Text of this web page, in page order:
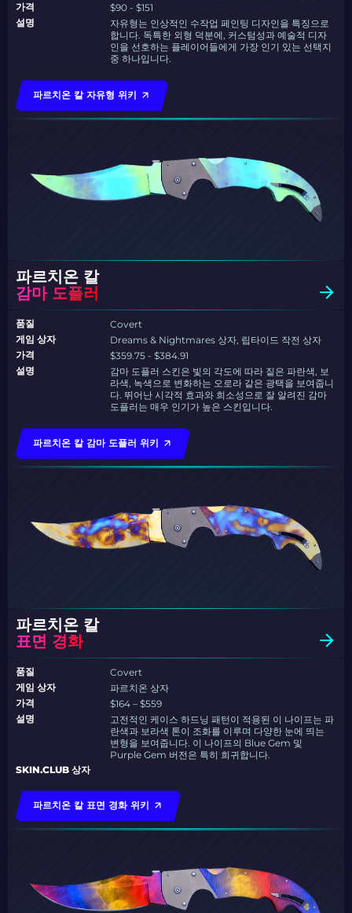
가격
$90 - $151
설명
자유형는 인상적인 수작업 페인팅 디자인을 특징으로
합니다. 독특한 외형 덕분에, 커스텀성과 예술적 디자
인을 선호하는 플레이어들에게 가장 인기 있는 선택지
중 하나입니다.
파르치온 칼 자유형 위키
파르치온 칼
감마 도플러
품질
Covert
게임 상자
Dreams & Nightmares 상자, 립타이드 작전 상자
가격
$359.75 - $384.91
설명
감마 도플러 스킨은 빛의 각도에 따라 짙은 파란색, 보
라색, 녹색으로 변화하는 오로라 같은 광택을 보여줍니
다. 뛰어난 시각적 효과와 희소성으로 잘 알려진 감마
도플러는 매우 인기가 높은 스킨입니다.
파르치온 칼 감마 도플러 위키
파르치온 칼
표면 경화
품질
Covert
게임 상자
파르치온 상자
가격
$164 – $559
설명
고전적인 케이스 하드닝 패턴이 적용된 이 나이프는 파
란색과 보라색 톤이 조화를 이루며 다양한 눈에 띄는
변형을 보여줍니다. 이 나이프의 Blue Gem 및
Purple Gem 버전은 특히 희귀합니다.
SKIN.CLUB 상자
파르치온 칼 표면 경화 위키